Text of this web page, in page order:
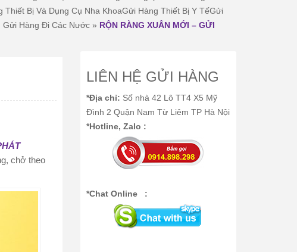
Thiết Bị Và Dụng Cụ Nha KhoaGửi Hàng Thiết Bị Y TếGửi
Gửi Hàng Đi Các Nước » RỘN RÀNG XUÂN MỚI – GỬI
chở theo
LIÊN HỆ GỬI HÀNG
*Địa chỉ: Số nhà 42 Lô TT4 X5 Mỹ
Đình 2 Quận Nam Từ Liêm TP Hà Nội
*Hotline, Zalo :
*Chat Online :